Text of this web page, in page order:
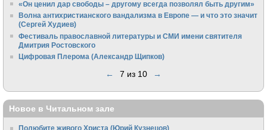
«Он ценил дар свободы – другому всегда позволял быть другим»
Волна антихристианского вандализма в Европе — и что это значит
(Сергей Худиев)
Фестиваль православной литературы и СМИ имени святителя
Дмитрия Ростовского
Цифровая Плерома (Александр Щипков)
← 7 из 10 →
Новое в Читальном зале
Полюбите живого Христа (Юрий Кузнецов)